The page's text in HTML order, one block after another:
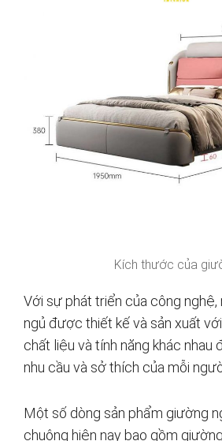
Kích thước của
Với sự phát triển của công nghệ,
ngủ được thiết kế và sản xuất với
chất liệu và tính năng khác nhau
nhu cầu và sở thích của mỗi
Một số dòng sản phẩm giường
chuộng hiện nay bao gồm